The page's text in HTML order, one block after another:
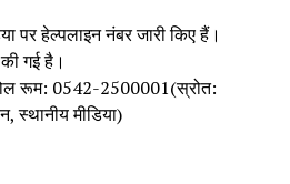
पर हेल्पलाइन नंबर जारी किए हैं।
गई है।
रूम: 0542-2500001(स्रोत:
स्थानीय मीडिया)